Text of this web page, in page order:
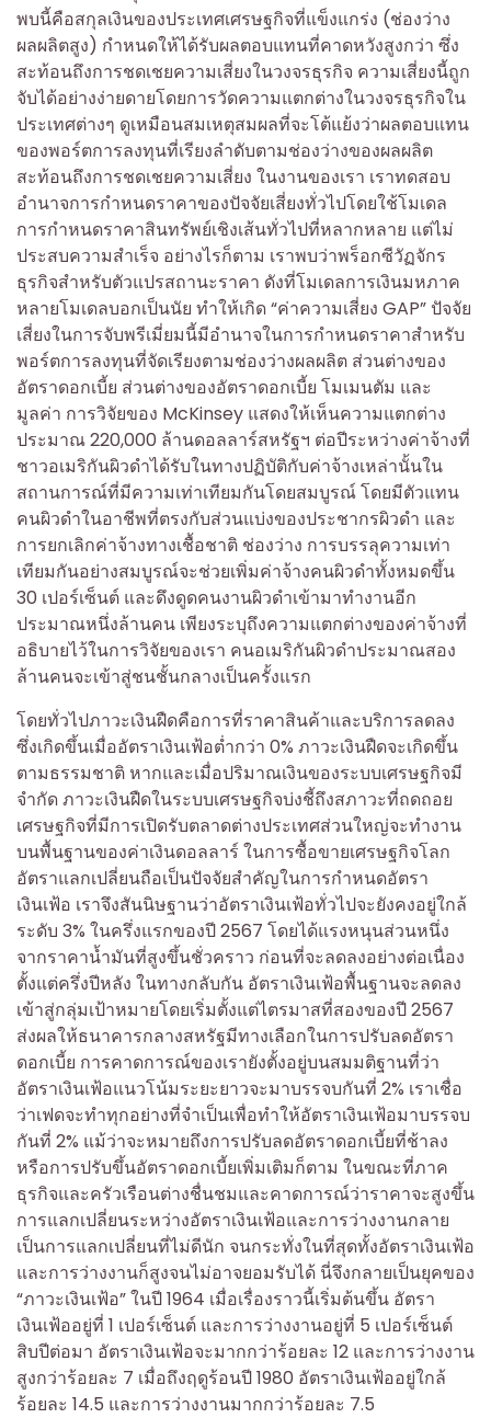
พบนี้คือสกุลเงินของประเทศเศรษฐกิจที่แข็งแกร่ง (ช่องว่าง
ผลผลิตสูง) กำหนดให้ได้รับผลตอบแทนที่คาดหวังสูงกว่า ซึ่ง
สะท้อนถึงการชดเชยความเสี่ยงในวงจรธุรกิจ ความเสี่ยงนี้ถูก
จับได้อย่างง่ายดายโดยการวัดความแตกต่างในวงจรธุรกิจใน
ประเทศต่างๆ ดูเหมือนสมเหตุสมผลที่จะโต้แย้งว่าผลตอบแทน
ของพอร์ตการลงทุนที่เรียงลำดับตามช่องว่างของผลผลิต
สะท้อนถึงการชดเชยความเสี่ยง ในงานของเรา เราทดสอบ
อำนาจการกำหนดราคาของปัจจัยเสี่ยงทั่วไปโดยใช้โมเดล
การกำหนดราคาสินทรัพย์เชิงเส้นทั่วไปที่หลากหลาย แต่ไม่
ประสบความสำเร็จ อย่างไรก็ตาม เราพบว่าพร็อกซีวัฏจักร
ธุรกิจสำหรับตัวแปรสถานะราคา ดังที่โมเดลการเงินมหภาค
หลายโมเดลบอกเป็นนัย ทำให้เกิด “ค่าความเสี่ยง GAP” ปัจจัย
เสี่ยงในการจับพรีเมี่ยมนี้มีอำนาจในการกำหนดราคาสำหรับ
พอร์ตการลงทุนที่จัดเรียงตามช่องว่างผลผลิต ส่วนต่างของ
อัตราดอกเบี้ย ส่วนต่างของอัตราดอกเบี้ย โมเมนตัม และ
มูลค่า การวิจัยของ McKinsey แสดงให้เห็นความแตกต่าง
ประมาณ 220,000 ล้านดอลลาร์สหรัฐฯ ต่อปีระหว่างค่าจ้างที่
ชาวอเมริกันผิวดำได้รับในทางปฏิบัติกับค่าจ้างเหล่านั้นใน
สถานการณ์ที่มีความเท่าเทียมกันโดยสมบูรณ์ โดยมีตัวแทน
คนผิวดำในอาชีพที่ตรงกับส่วนแบ่งของประชากรผิวดำ และ
การยกเลิกค่าจ้างทางเชื้อชาติ ช่องว่าง การบรรลุความเท่า
เทียมกันอย่างสมบูรณ์จะช่วยเพิ่มค่าจ้างคนผิวดำทั้งหมดขึ้น
30 เปอร์เซ็นต์ และดึงดูดคนงานผิวดำเข้ามาทำงานอีก
ประมาณหนึ่งล้านคน เพียงระบุถึงความแตกต่างของค่าจ้างที่
อธิบายไว้ในการวิจัยของเรา คนอเมริกันผิวดำประมาณสอง
ล้านคนจะเข้าสู่ชนชั้นกลางเป็นครั้งแรก
โดยทั่วไปภาวะเงินฝืดคือการที่ราคาสินค้าและบริการลดลง
ซึ่งเกิดขึ้นเมื่ออัตราเงินเฟ้อต่ำกว่า 0% ภาวะเงินฝืดจะเกิดขึ้น
ตามธรรมชาติ หากและเมื่อปริมาณเงินของระบบเศรษฐกิจมี
จำกัด ภาวะเงินฝืดในระบบเศรษฐกิจบ่งชี้ถึงสภาวะที่ถดถอย
เศรษฐกิจที่มีการเปิดรับตลาดต่างประเทศส่วนใหญ่จะทำงาน
บนพื้นฐานของค่าเงินดอลลาร์ ในการซื้อขายเศรษฐกิจโลก
อัตราแลกเปลี่ยนถือเป็นปัจจัยสำคัญในการกำหนดอัตรา
เงินเฟ้อ เราจึงสันนิษฐานว่าอัตราเงินเฟ้อทั่วไปจะยังคงอยู่ใกล้
ระดับ 3% ในครึ่งแรกของปี 2567 โดยได้แรงหนุนส่วนหนึ่ง
จากราคาน้ำมันที่สูงขึ้นชั่วคราว ก่อนที่จะลดลงอย่างต่อเนื่อง
ตั้งแต่ครึ่งปีหลัง ในทางกลับกัน อัตราเงินเฟ้อพื้นฐานจะลดลง
เข้าสู่กลุ่มเป้าหมายโดยเริ่มตั้งแต่ไตรมาสที่สองของปี 2567
ส่งผลให้ธนาคารกลางสหรัฐมีทางเลือกในการปรับลดอัตรา
ดอกเบี้ย การคาดการณ์ของเรายังตั้งอยู่บนสมมติฐานที่ว่า
อัตราเงินเฟ้อแนวโน้มระยะยาวจะมาบรรจบกันที่ 2% เราเชื่อ
ว่าเฟดจะทำทุกอย่างที่จำเป็นเพื่อทำให้อัตราเงินเฟ้อมาบรรจบ
กันที่ 2% แม้ว่าจะหมายถึงการปรับลดอัตราดอกเบี้ยที่ช้าลง
หรือการปรับขึ้นอัตราดอกเบี้ยเพิ่มเติมก็ตาม ในขณะที่ภาค
ธุรกิจและครัวเรือนต่างชื่นชมและคาดการณ์ว่าราคาจะสูงขึ้น
การแลกเปลี่ยนระหว่างอัตราเงินเฟ้อและการว่างงานกลาย
เป็นการแลกเปลี่ยนที่ไม่ดีนัก จนกระทั่งในที่สุดทั้งอัตราเงินเฟ้อ
และการว่างงานก็สูงจนไม่อาจยอมรับได้ นี่จึงกลายเป็นยุคของ
“ภาวะเงินเฟ้อ” ในปี 1964 เมื่อเรื่องราวนี้เริ่มต้นขึ้น อัตรา
เงินเฟ้ออยู่ที่ 1 เปอร์เซ็นต์ และการว่างงานอยู่ที่ 5 เปอร์เซ็นต์
สิบปีต่อมา อัตราเงินเฟ้อจะมากกว่าร้อยละ 12 และการว่างงาน
สูงกว่าร้อยละ 7 เมื่อถึงฤดูร้อนปี 1980 อัตราเงินเฟ้ออยู่ใกล้
ร้อยละ 14.5 และการว่างงานมากกว่าร้อยละ 7.5